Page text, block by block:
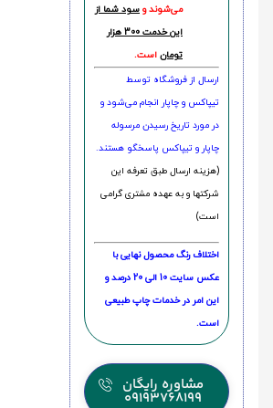
می‌شوند و سود شما از
این خدمت 300 هزار
تومان است.
ارسال از فروشگاه توسط
تیپاکس و چاپار انجام می‌شود و
در مورد تاریخ رسیدن مرسوله
چاپار و تیپاکس پاسخگو هستند.
(هزینه ارسال طبق تعرفه این
شرکتها و به عهده مشتری گرامی
است)
اختلاف رنگ محصول نهایی با
عکس سایت 10 الی 20 درصد و
این امر در خدمات چاپ طبیعی
است.
مشاوره رایگان
09193768199